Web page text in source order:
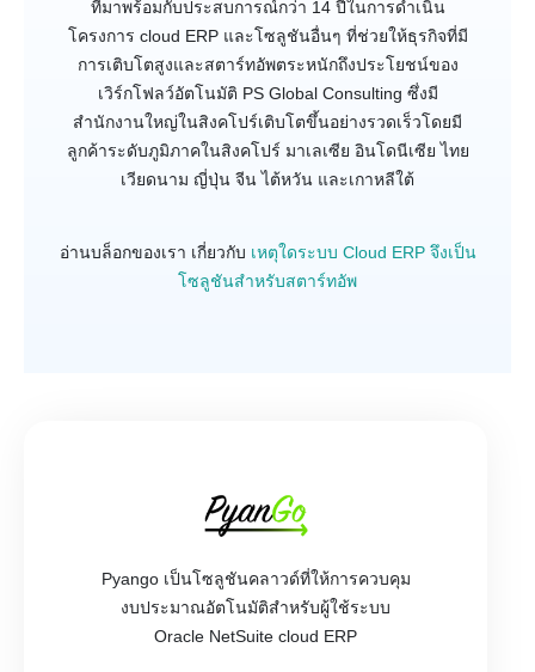
ที่มาพร้อมกับประสบการณ์กว่า 14 ปีในการดำเนิน
โครงการ cloud ERP และโซลูชันอื่นๆ ที่ช่วยให้ธุรกิจที่มี
การเติบโตสูงและสตาร์ทอัพตระหนักถึงประโยชน์ของ
เวิร์กโฟลว์อัตโนมัติ PS Global Consulting ซึ่งมี
สำนักงานใหญ่ในสิงคโปร์เติบโตขึ้นอย่างรวดเร็วโดยมี
ลูกค้าระดับภูมิภาคในสิงคโปร์ มาเลเซีย อินโดนีเซีย ไทย
เวียดนาม ญี่ปุ่น จีน ไต้หวัน และเกาหลีใต้
อ่านบล็อกของเรา เกี่ยวกับ เหตุใดระบบ Cloud ERP จึงเป็น
โซลูชันสำหรับสตาร์ทอัพ
Pyango เป็นโซลูชันคลาวด์ที่ให้การควบคุม
งบประมาณอัตโนมัติสำหรับผู้ใช้ระบบ
Oracle NetSuite cloud ERP